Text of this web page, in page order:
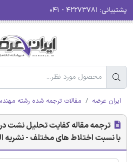
پشتیبانی:
ایران عرضه مقالات ترجمه شده رشته
ترجمه مقاله کفایت تحلیل نشت
با نسبت اختلاط های مختلف - نشریه